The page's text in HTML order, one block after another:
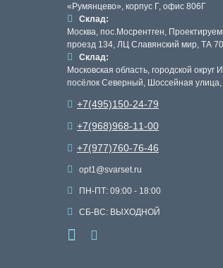
«Румянцево», корпус Г, офис 806Г
Склад:
Москва, пос.Мосрентген,
проезд 134, ЛЦ Славянский мир, ТА 70
Склад:
Московская область, городской округ
посёлок Северный, Шоссейная
+7(495)150-24-79
+7(968)968-11-00
+7(977)760-76-46
opt1@svarset.ru
ПН-ПТ: 09:00 - 18:00
СБ-ВС: ВЫХОДНОЙ